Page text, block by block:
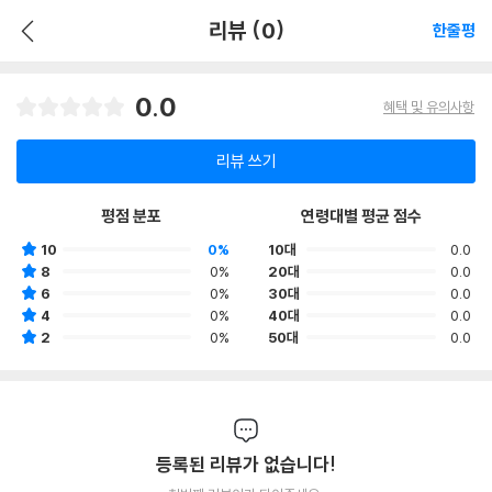
리뷰 (0) 한줄평
0.0 혜택 및 유의사항
리뷰 쓰기
평점 분포
10
0%
8
0%
6
0%
4
0%
2
0%
연령대별 평균 점수
10대
0.0
20대
0.0
30대
0.0
40대
0.0
50대
0.0
등록된 리뷰가 없습니다!